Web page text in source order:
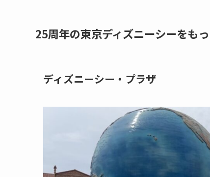
25周年の東京ディズニーシーをも
ディズニーシー・プラザ